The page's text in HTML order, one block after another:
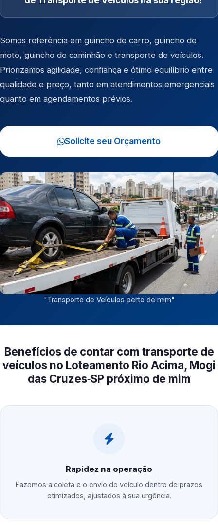
Somos referência em guincho de carro, guincho de
moto, guincho de caminhão e transporte de veículos.
Priorizamos agilidade, confiança e ótimo equilíbrio entre
qualidade e preço, tanto em atendimentos emergenciais
quanto em agendamentos prévios.
Solicite seu Orçamento
"Transporte de Veículos perto de mim"
Benefícios de contar com transporte de
veículos no Loteamento Rio Acima, Mogi
das Cruzes‑SP próximo de mim
Rapidez na operação
Fazemos a coleta e o envio do veículo dentro de prazos
otimizados, ajustados à sua urgência.